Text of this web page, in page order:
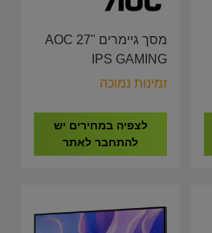
מסך גיימרים AOC 27"
IPS GAMING
27G4XE/00 180HZ
זמינות נמוכה
לצפיה במחירים יש
להתחבר לאתר